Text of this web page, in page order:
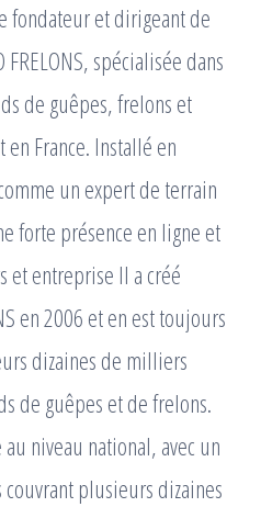
fondateur et dirigeant de
spécialisée dans
de guêpes, frelons et
France. Installé en
un expert de terrain
forte présence en ligne et
et entreprise Il a créé
en 2006 et en est toujours
dizaines de milliers
de guêpes et de frelons.
niveau national, avec un
plusieurs dizaines